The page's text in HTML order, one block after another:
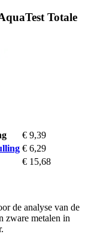
Totale
€ 9,39
€ 6,29
€ 15,68
de analyse van de
zware metalen in